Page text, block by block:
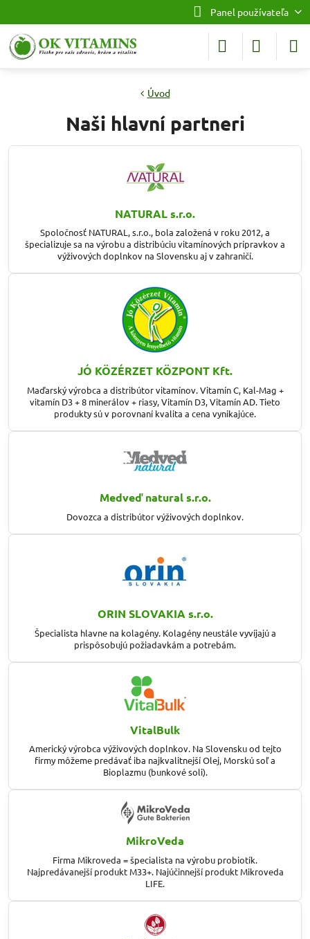
Panel používateľa
Úvod
Naši hlavní partneri
NATURAL s.r.o.
Spoločnosť NATURAL, s.r.o., bola založená v roku 2012, a
špecializuje sa na výrobu a distribúciu vitamínových prípravkov a
výživových doplnkov na Slovensku aj v zahraničí.
JÓ KÖZÉRZET KÖZPONT Kft.
Maďarský výrobca a distribútor vitamínov. Vitamín C, Kal-Mag +
vitamín D3 + 8 minerálov + riasy, Vitamín D3, Vitamín AD. Tieto
produkty sú v porovnaní kvalita a cena vynikajúce.
Medveď natural s.r.o.
Dovozca a distribútor výživových doplnkov.
ORIN SLOVAKIA s.r.o.
Špecialista hlavne na kolagény. Kolagény neustále vyvíjajú a
prispôsobujú požiadavkám a potrebám.
VitalBulk
Americký výrobca výživových doplnkov. Na Slovensku od tejto
firmy môžeme predávať iba najkvalitnejší Olej, Morskú soľ a
Bioplazmu (bunkové soli).
MikroVeda
Firma Mikroveda = špecialista na výrobu probiotík.
Najpredávanejší produkt M33+. Najúčinnejší produkt Mikroveda
LIFE.